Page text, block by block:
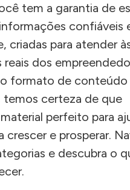
tem a garantia de
confiáveis
criadas para atender
reais dos
formato de conteúdo
temos certeza de que
perfeito para
crescer e prosperar.
e descubra o